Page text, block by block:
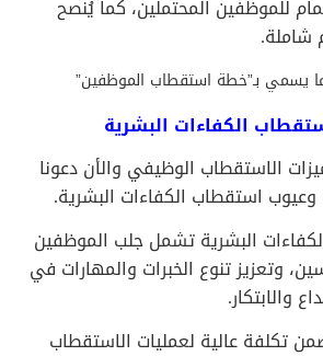
للموظفين المحتملين، كما يُنصح
بـ”خطة استقطاب الموظفين”
الكفاءات البشرية
الاستقطاب الوظيفي والأن دعونا
استقطاب الكفاءات البشرية.
البشرية تشمل جلب الموظفين
وتعزيز تنوع الخبرات والمهارات في
تكلفة عالية لعمليات الاستقطاب